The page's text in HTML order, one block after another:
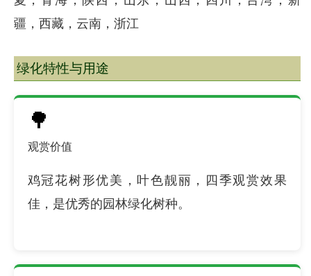
疆，西藏，云南，浙江
绿化特性与用途
🌳
观赏价值
鸡冠花树形优美，叶色靓丽，四季观赏效果
佳，是优秀的园林绿化树种。